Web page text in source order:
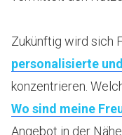
Zukünftig wird sich
personalisierte
konzentrieren.
Wo sind meine
Angebot in der